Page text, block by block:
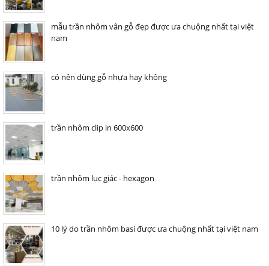
mẫu trần nhôm vân gỗ đẹp được ưa chuộng nhất tại việt
nam
có nên dùng gỗ nhựa hay không
trần nhôm clip in 600x600
trần nhôm lục giác - hexagon
10 lý do trần nhôm basi được ưa chuộng nhất tại việt nam